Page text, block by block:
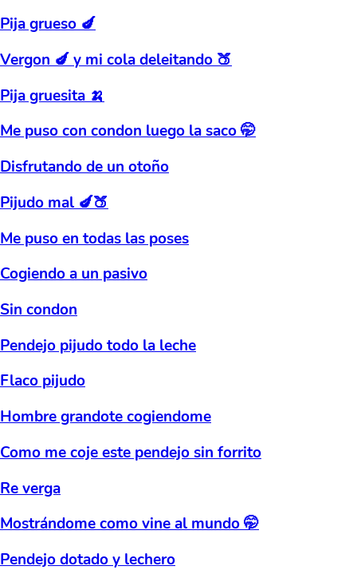
Pija grueso 🍆
Vergon 🍆 y mi cola deleitando 🍑
Pija gruesita 🍌
Me puso con condon luego la saco 🤭
Disfrutando de un otoño
Pijudo mal 🍆🍑
Me puso en todas las poses
Cogiendo a un pasivo
Sin condon
Pendejo pijudo todo la leche
Flaco pijudo
Hombre grandote cogiendome
Como me coje este pendejo sin forrito
Re verga
Mostrándome como vine al mundo 🤭
Pendejo dotado y lechero